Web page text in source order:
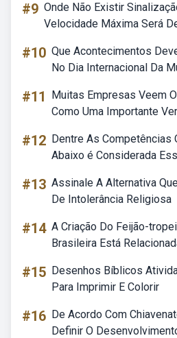
#9 Onde Não Existir
Velocidade Máxima Será
#10 Que Acontecimentos
No Dia Internacional Da
#11
Muitas Empresas Veem
Como Uma Importante
#12 Dentre As Competências
Abaixo é Considerada
#13 Assinale A Alternativa
De Intolerância Religiosa
#14 A Criação Do Feijão-
Brasileira Está
#15 Desenhos Bíblicos
Para Imprimir E Colorir
#16 De Acordo Com
Definir O